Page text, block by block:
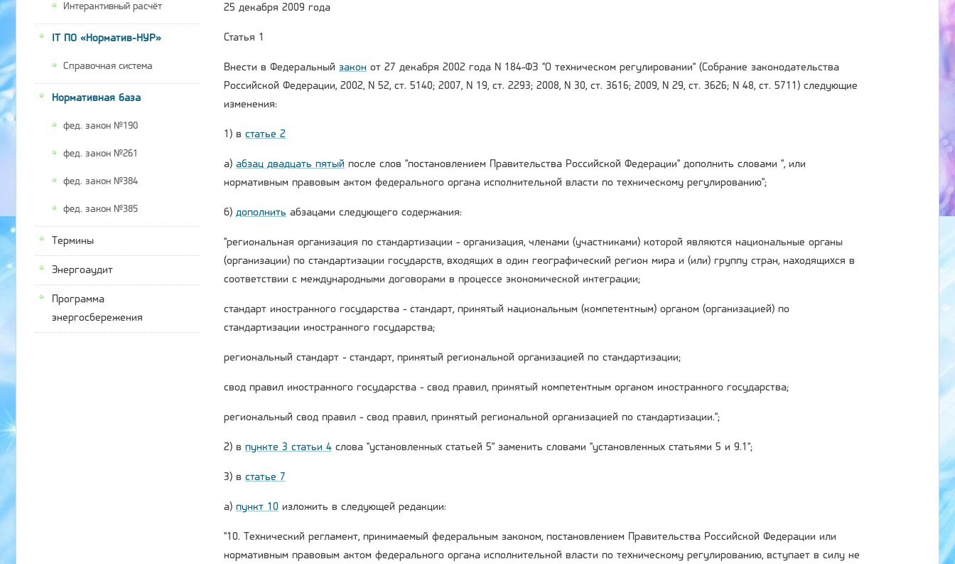
Интерактивный расчёт
IT ПО «Норматив-НУР»
Справочная система
Нормативная база
фед. закон №190
фед. закон №261
фед. закон №384
фед. закон №385
Термины
Энергоаудит
Программа
энергосбережения
25 декабря 2009 года
Статья 1
Внести в Федеральный закон от 27 декабря 2002 года N 184-ФЗ "О техническом регулировании" (Собрание законодательства
Российской Федерации, 2002, N 52, ст. 5140; 2007, N 19, ст. 2293; 2008, N 30, ст. 3616; 2009, N 29, ст. 3626; N 48, ст. 5711) следующие
изменения:
1) в статье 2
а) абзац двадцать пятый после слов "постановлением Правительства Российской Федерации" дополнить словами ", или
нормативным правовым актом федерального органа исполнительной власти по техническому регулированию";
б) дополнить абзацами следующего содержания:
"региональная организация по стандартизации - организация, членами (участниками) которой являются национальные органы
(организации) по стандартизации государств, входящих в один географический регион мира и (или) группу стран, находящихся в
соответствии с международными договорами в процессе экономической интеграции;
стандарт иностранного государства - стандарт, принятый национальным (компетентным) органом (организацией) по
стандартизации иностранного государства;
региональный стандарт - стандарт, принятый региональной организацией по стандартизации;
свод правил иностранного государства - свод правил, принятый компетентным органом иностранного государства;
региональный свод правил - свод правил, принятый региональной организацией по стандартизации.";
2) в пункте 3 статьи 4 слова "установленных статьей 5" заменить словами "установленных статьями 5 и 9.1";
3) в статье 7
а) пункт 10 изложить в следующей редакции:
"10. Технический регламент, принимаемый федеральным законом, постановлением Правительства Российской Федерации или
нормативным правовым актом федерального органа исполнительной власти по техническому регулированию, вступает в силу не